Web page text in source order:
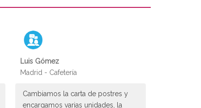
Luis Gómez
Madrid - Cafetería
Cambiamos la carta de postres y
encargamos varias unidades, la